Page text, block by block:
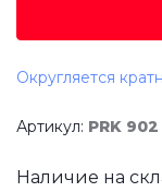
Округляется
Артикул: PRK
Наличие на